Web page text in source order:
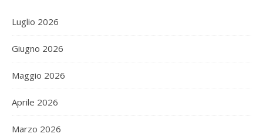
Luglio 2026
Giugno 2026
Maggio 2026
Aprile 2026
Marzo 2026